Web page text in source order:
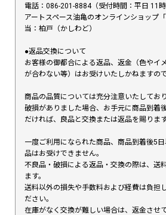
電話：086-201-8884（受付時間：平日 11時
アートスペース油亀のオンラインショップ
当：柏戸（かしわど）
●返品交換について
お客様の御都合による返品、返金（色やイ
が合わない等）はお受けいたしかねますの
商品の品質については充分注意いたしてお
破損がありました場合、お手元に商品到着
だければ、良品と交換または返品を賜ります
一度ご利用になられた商品、商品到着後5
品はお受けできません。
不良品・破損による返品・交換の際は、送
ます。
送料以外の損失や手数料および経費は負担
ださい。
在庫がなく交換が難しい場合は、返金させ